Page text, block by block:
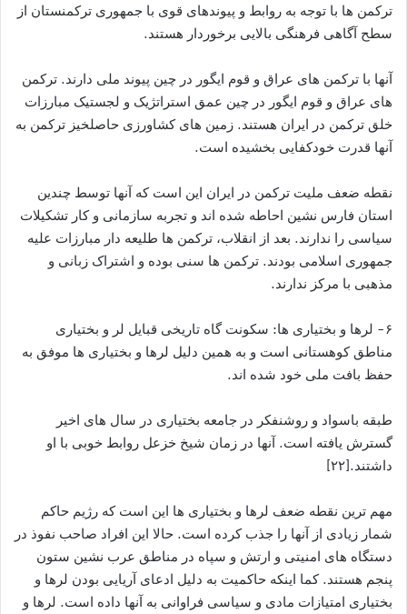
ترکمن ها با توجه به روابط و پیوندهای قوی با جمهوری ترکمنستان از
سطح آگاهی فرهنگی بالایی برخوردار هستند.
آنها با ترکمن های عراق و قوم ایگور در چین پیوند ملی دارند. ترکمن
های عراق و قوم ایگور در چین عمق استراتژیک و لجستیک مبارزات
خلق ترکمن در ایران هستند. زمین های کشاورزی حاصلخیز ترکمن به
آنها قدرت خودکفایی بخشیده است.
نقطه ضعف ملیت ترکمن در ایران این است که آنها توسط چندین
استان فارس نشین احاطه شده اند و تجربه سازمانی و کار تشکیلات
سیاسی را ندارند. بعد از انقلاب، ترکمن ها طلیعه دار مبارزات علیه
جمهوری اسلامی بودند. ترکمن ها سنی بوده و اشتراک زبانی و
مذهبی با مرکز ندارند.
۶- لرها و بختیاری ها: سکونت گاه تاریخی قبایل لر و بختیاری
مناطق کوهستانی است و به همین دلیل لرها و بختیاری ها موفق به
حفظ بافت ملی خود شده اند.
طبقه باسواد و روشنفکر در جامعه بختیاری در سال های اخیر
گسترش یافته است. آنها در زمان شیخ خزعل روابط خوبی با او
داشتند.[۲۲]
مهم ترین نقطه ضعف لرها و بختیاری ها این است که رژیم حاکم
شمار زیادی از آنها را جذب کرده است. حالا این افراد صاحب نفوذ در
دستگاه های امنیتی و ارتش و سپاه در مناطق عرب نشین ستون
پنجم هستند. کما اینکه حاکمیت به دلیل ادعاى آریایی بودن لرها و
بختیاری امتیازات مادی و سیاسی فراوانی به آنها داده است. لرها و